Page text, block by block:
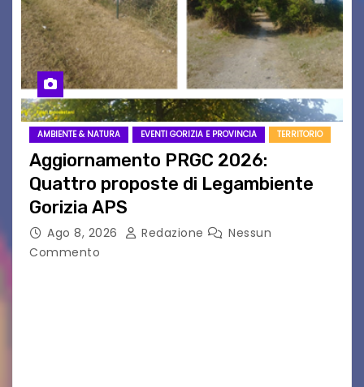
AMBIENTE & NATURA EVENTI GORIZIA E PROVINCIA TERRITORIO
Aggiornamento PRGC 2026:
Quattro proposte di Legambiente
Gorizia APS
Ago 8, 2026 Redazione
Nessun
Commento